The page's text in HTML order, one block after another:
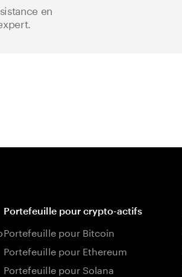
en
Portefeuille pour crypto-actifs
Portefeuille pour Bitcoin
Portefeuille pour Ethereum
Portefeuille pour Solana